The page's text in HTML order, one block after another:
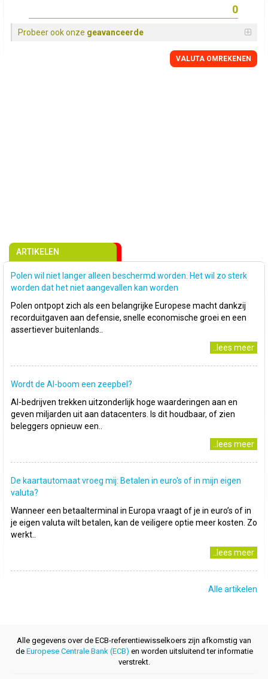
Probeer ook onze geavanceerde
VALUTA OMREKENEN
ARTIKELEN
Polen wil niet langer alleen beschermd worden. Het wil zo sterk
worden dat het niet aangevallen kan worden
Polen ontpopt zich als een belangrijke Europese macht dankzij
recorduitgaven aan defensie, snelle economische groei en een
assertiever buitenlands..
..lees meer
Wordt de AI-boom een zeepbel?
AI-bedrijven trekken uitzonderlijk hoge waarderingen aan en
geven miljarden uit aan datacenters. Is dit houdbaar, of zien
beleggers opnieuw een..
..lees meer
De kaartautomaat vroeg mij: Betalen in euro's of in mijn eigen
valuta?
Wanneer een betaalterminal in Europa vraagt of je in euro’s of in
je eigen valuta wilt betalen, kan de veiligere optie meer kosten. Zo
werkt..
..lees meer
Alle artikelen
Alle gegevens over de ECB-referentiewisselkoers zijn afkomstig van
de Europese Centrale Bank (ECB) en worden uitsluitend ter informatie
verstrekt.